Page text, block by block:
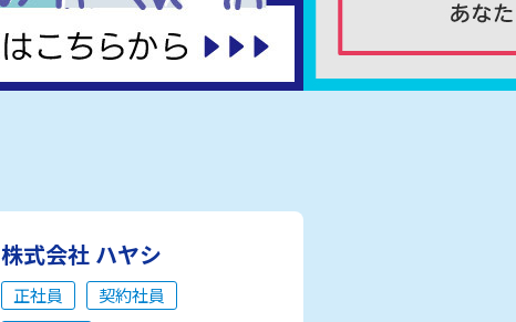
株式会社 ハヤシ
正社員
契約社員